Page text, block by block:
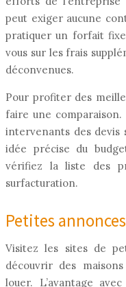
peut exiger aucune
pratiquer un forfait
vous sur les frais
déconvenues.
Pour profiter des
faire une
intervenants des devis
idée précise du
vérifiez la liste des
surfacturation.
Petites
Visitez les sites de
découvrir des
louer. L’avantage